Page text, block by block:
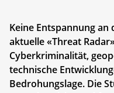
Keine Entspannung
aktuelle «Threat
Cyberkriminalität,
technische
Bedrohungslage. Die